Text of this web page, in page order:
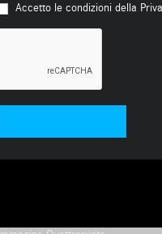
Accetto le condizioni della